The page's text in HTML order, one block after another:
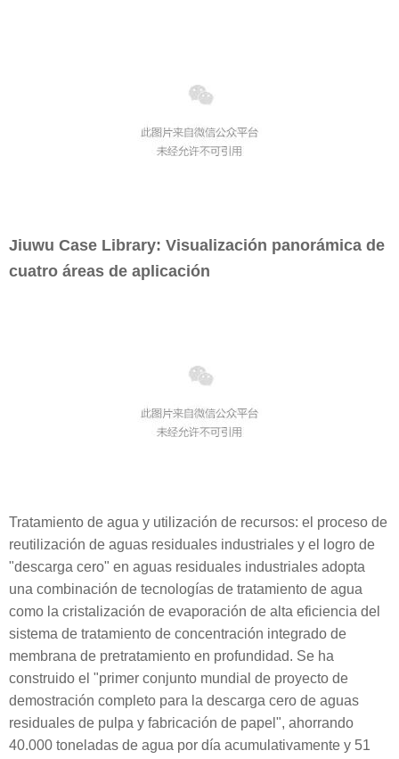
Jiuwu Case Library: Visualización panorámica de
cuatro áreas de aplicación
Tratamiento de agua y utilización de recursos: el proceso de
reutilización de aguas residuales industriales y el logro de
"descarga cero" en aguas residuales industriales adopta
una combinación de tecnologías de tratamiento de agua
como la cristalización de evaporación de alta eficiencia del
sistema de tratamiento de concentración integrado de
membrana de pretratamiento en profundidad. Se ha
construido el "primer conjunto mundial de proyecto de
demostración completo para la descarga cero de aguas
residuales de pulpa y fabricación de papel", ahorrando
40.000 toneladas de agua por día acumulativamente y 51